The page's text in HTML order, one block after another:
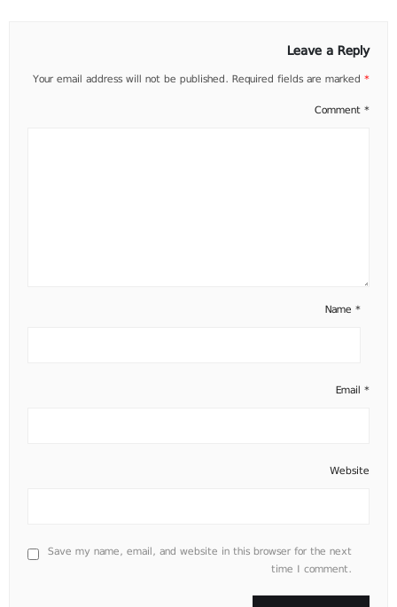
Leave a Reply
Your email address will not be published. Required fields are marked *
Comment *
Name *
Email *
Website
Save my name, email, and website in this browser for the next
time I comment.